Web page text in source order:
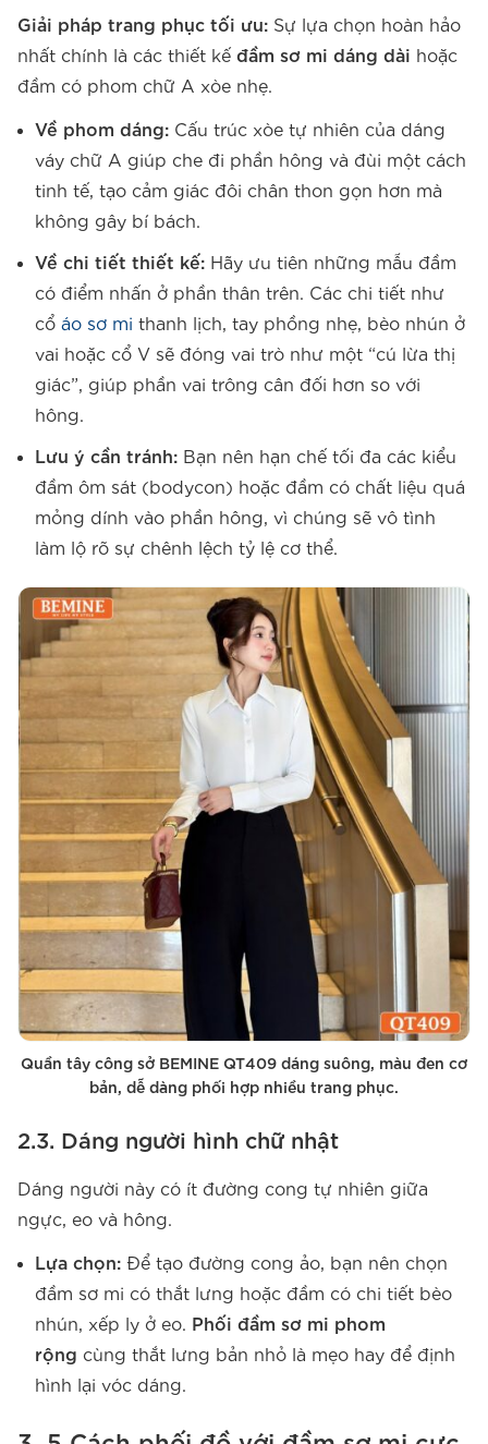
Giải pháp trang phục tối ưu: Sự lựa chọn hoàn hảo
nhất chính là các thiết kế đầm sơ mi dáng dài hoặc
đầm có phom chữ A xòe nhẹ.
Về phom dáng: Cấu trúc xòe tự nhiên của dáng
váy chữ A giúp che đi phần hông và đùi một cách
tinh tế, tạo cảm giác đôi chân thon gọn hơn mà
không gây bí bách.
Về chi tiết thiết kế: Hãy ưu tiên những mẫu đầm
có điểm nhấn ở phần thân trên. Các chi tiết như
cổ áo sơ mi thanh lịch, tay phồng nhẹ, bèo nhún ở
vai hoặc cổ V sẽ đóng vai trò như một “cú lừa thị
giác”, giúp phần vai trông cân đối hơn so với
hông.
Lưu ý cần tránh: Bạn nên hạn chế tối đa các kiểu
đầm ôm sát (bodycon) hoặc đầm có chất liệu quá
mỏng dính vào phần hông, vì chúng sẽ vô tình
làm lộ rõ sự chênh lệch tỷ lệ cơ thể.
Quần tây công sở BEMINE QT409 dáng suông, màu đen cơ
bản, dễ dàng phối hợp nhiều trang phục.
2.3. Dáng người hình chữ nhật
Dáng người này có ít đường cong tự nhiên giữa
ngực, eo và hông.
Lựa chọn: Để tạo đường cong ảo, bạn nên chọn
đầm sơ mi có thắt lưng hoặc đầm có chi tiết bèo
nhún, xếp ly ở eo. Phối đầm sơ mi phom
rộng cùng thắt lưng bản nhỏ là mẹo hay để định
hình lại vóc dáng.